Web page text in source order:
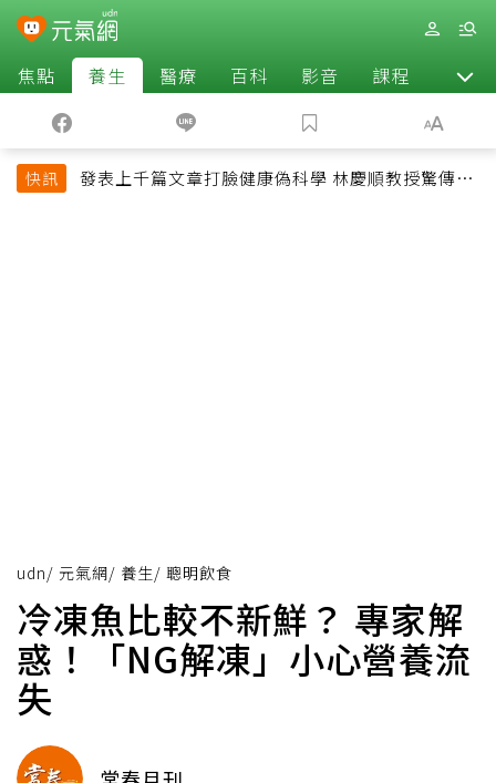
焦點 養生 醫療 百科 影音 課程 退休
快訊
發表上千篇文章打臉健康偽科學 林慶順教授驚傳意
udn/ 元氣網/ 養生/ 聰明飲食
冷凍魚比較不新鮮？ 專家解
惑！「NG解凍」小心營養流
失